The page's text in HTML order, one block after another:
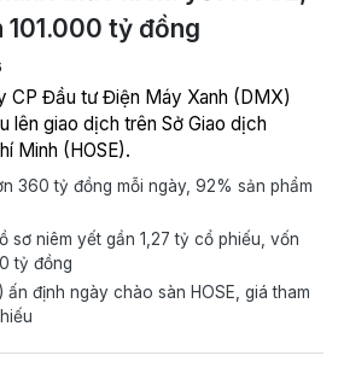
tỷ đồng
CP Đầu tư Điện Máy Xanh (DMX)
lên giao dịch trên Sở Giao dịch
Minh (HOSE).
360 tỷ đồng mỗi ngày, 92% sản phẩm
sơ niêm yết gần 1,27 tỷ cổ phiếu, vốn
tỷ đồng
ấn định ngày chào sàn HOSE, giá tham